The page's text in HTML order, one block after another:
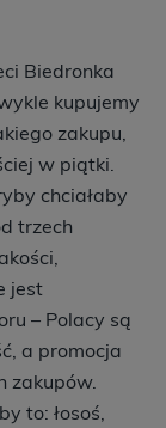
Biedronka
kupujemy
zakupu,
w piątki.
chciałaby
trzech
jest
– Polacy są
a promocja
zakupów.
to: łosoś,